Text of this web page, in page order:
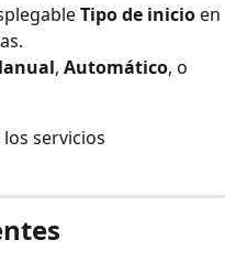
Tipo de inicio en
, Automático, o
servicios